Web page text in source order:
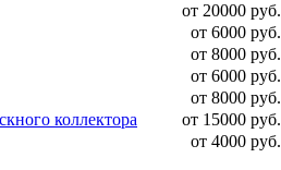
от 20000 руб.
от 6000 руб.
от 8000 руб.
от 6000 руб.
от 8000 руб.
коллектора
от 15000 руб.
от 4000 руб.